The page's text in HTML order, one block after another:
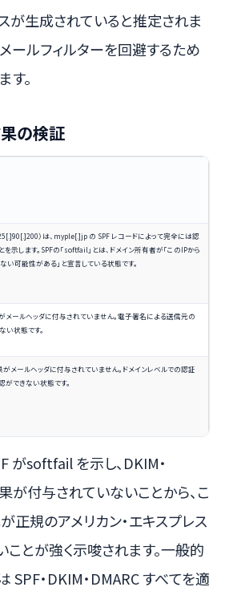
が生成されていると推定されま
ールフィルターを回避するため
す。
の検証
）は、myple[.]jp の SPF レコードによって完全には認
示します。SPFの「softfail」とは、ドメイン所有者が「このIPから
い可能性がある」と宣言している状態です。
メールヘッダに付与されていません。電子署名による送信元の
い状態です。
がメールヘッダに付与されていません。ドメインレベルでの認証
ができない状態です。
がsoftfail を示し、DKIM・
が付与されていないことから、こ
正規のアメリカン・エキスプレス
ことが強く示唆されます。一般的
SPF・DKIM・DMARC すべてを適